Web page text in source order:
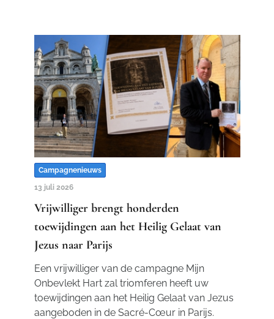
Campagnenieuws
13 juli 2026
Vrijwilliger brengt honderden
toewijdingen aan het Heilig Gelaat van
Jezus naar Parijs
Een vrijwilliger van de campagne Mijn
Onbevlekt Hart zal triomferen heeft uw
toewijdingen aan het Heilig Gelaat van Jezus
aangeboden in de Sacré-Cœur in Parijs.